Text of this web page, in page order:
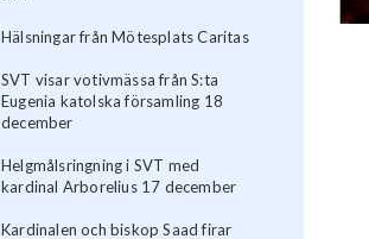
Hälsningar från Mötesplats Caritas
SVT visar votivmässa från S:ta
Eugenia katolska församling 18
december
Helgmålsringning i SVT med
kardinal Arborelius 17 december
Kardinalen och biskop Saad firar